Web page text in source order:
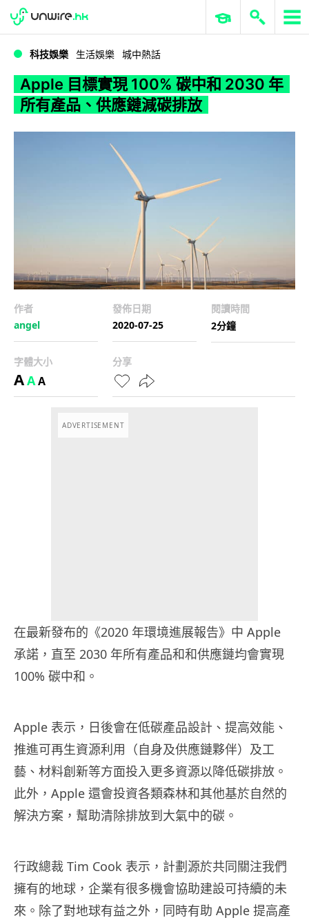
WWDC 2026 ERP 與商業 AI
科技娛樂 生活娛樂 城中熱話
Apple 目標實現 100% 碳中和 2030 年
所有產品、供應鏈減碳排放
作者
angel
發佈日期
2020-07-25
閱讀時間
2分鐘
字體大小
AAA
分享
ADVERTISEMENT
在最新發布的《2020 年環境進展報告》中 Apple
承諾，直至 2030 年所有產品和和供應鏈均會實現
100% 碳中和。
Apple 表示，日後會在低碳產品設計、提高效能、
推進可再生資源利用（自身及供應鏈夥伴）及工
藝、材料創新等方面投入更多資源以降低碳排放。
此外，Apple 還會投資各類森林和其他基於自然的
解決方案，幫助清除排放到大氣中的碳。
行政總裁 Tim Cook 表示，計劃源於共同關注我們
擁有的地球，企業有很多機會協助建設可持續的未
來。除了對地球有益之外，同時有助 Apple 提高產